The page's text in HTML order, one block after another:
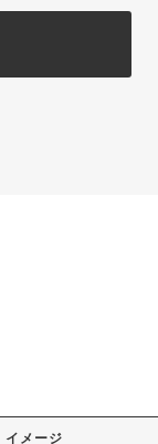
イメージ